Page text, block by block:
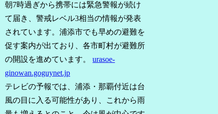
朝7時過ぎから携帯には緊急警報が続け
て届き、警戒レベル3相当の情報が発表
されています。浦添市でも早めの避難を
促す案内が出ており、各市町村が避難所
の開設を進めています。urasoe-
ginowan.goguynet.jp
テレビの予報では、浦添・那覇付近は台
風の目に入る可能性があり、これから雨